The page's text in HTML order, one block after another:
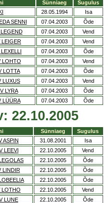
Sünniaeg
Sugulus
28.05.1994
Isa
SENNI 07.04.2003
Õde
07.04.2003
Vend
LEIGER 07.04.2003
Vend
07.04.2003
Õde
LOHTO 07.04.2003
Vend
LOTTA 07.04.2003
Õde
LUXUS 07.04.2003
Vend
LYRA 07.04.2003
Õde
LÜÜRA 07.04.2003 Õde
22.10.2005
Sünniaeg
Sugulus
ASPIN 31.08.2001
Isa
LEEVI 22.10.2005
Vend
22.10.2005
Õde
LINDIR 22.10.2005
Õde
22.10.2005
Õde
LOTHO 22.10.2005
Vend
LUNE 22.10.2005
Õde